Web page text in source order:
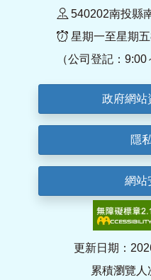
540202南投縣
星期一至星期
（公司登記：
政府網站
隱
網站
更新日期：
累積瀏覽